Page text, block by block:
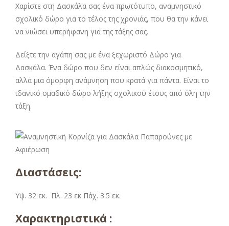
Χαρίστε στη Δασκάλα σας ένα πρωτότυπο, αναμνηστικό
σχολικ΄ο δώρο για το τέλος της χρονιάς, που θα την κάνει
να νιώσει υπερήφανη για της τάξης σας.
Δείξτε την αγάπη σας με ένα ξεχωριστό Δώρο για
Δασκάλα. Ένα δώρο που δεν είναι απλώς διακοσμητικό,
αλλά μια όμορφη ανάμνηση που κρατά για πάντα. Είναι το
ιδανικό ομαδικό δώρο λήξης σχολικού έτους από όλη την
τάξη.
Διαστάσεις:
Υψ. 32 εκ. Πλ. 23 εκ Πάχ. 3.5 εκ.
Χαρακτηριστικά :